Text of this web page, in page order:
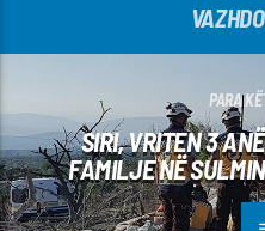
PARA
SIRI, VRITEN 3
FAMILJE NË